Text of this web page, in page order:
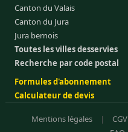
Canton du Valais
Canton du Jura
Jura bernois
Toutes les villes desservies
Recherche par code postal
Formules d'abonnement
Calculateur de devis
Mentions légales | CGV